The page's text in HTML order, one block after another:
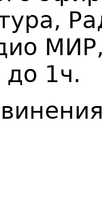
1ч.